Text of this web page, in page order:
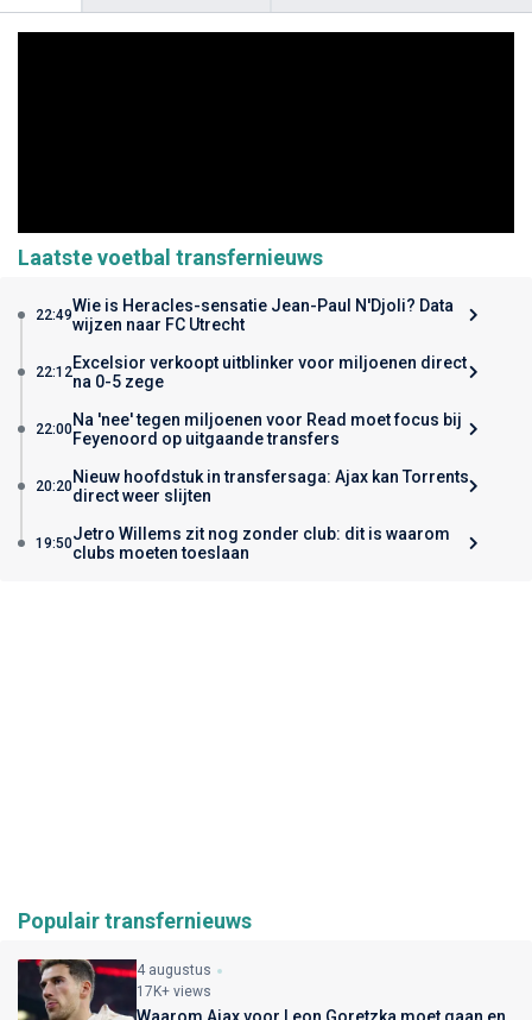
Laatste voetbal transfernieuws
22:49Wie is Heracles-sensatie Jean-Paul N'Djoli? Data
wijzen naar FC Utrecht
22:12Excelsior verkoopt uitblinker voor miljoenen direct
na 0-5 zege
22:00Na 'nee' tegen miljoenen voor Read moet focus bij
Feyenoord op uitgaande transfers
20:20Nieuw hoofdstuk in transfersaga: Ajax kan Torrents
direct weer slijten
19:50Jetro Willems zit nog zonder club: dit is waarom
clubs moeten toeslaan
Populair transfernieuws
4 augustus
17K+ views
Waarom Ajax voor Leon Goretzka moet gaan en